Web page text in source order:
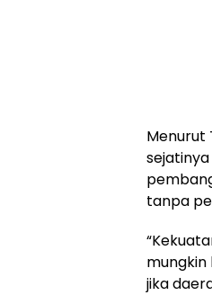
Menurut
tanpa
jika